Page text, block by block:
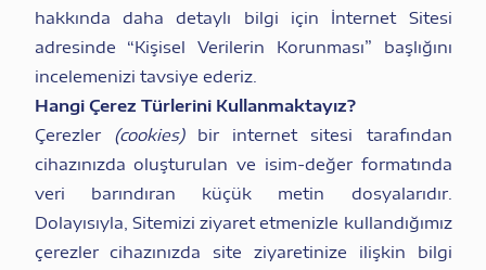
hakkında daha detaylı bilgi için İnternet Sitesi
adresinde “Kişisel Verilerin Korunması” başlığını
incelemenizi tavsiye ederiz.
Hangi Çerez Türlerini Kullanmaktayız?
Çerezler (cookies) bir internet sitesi tarafından
cihazınızda oluşturulan ve isim-değer formatında
veri barındıran küçük metin dosyalarıdır.
Dolayısıyla, Sitemizi ziyaret etmenizle kullandığımız
çerezler cihazınızda site ziyaretinize ilişkin bilgi